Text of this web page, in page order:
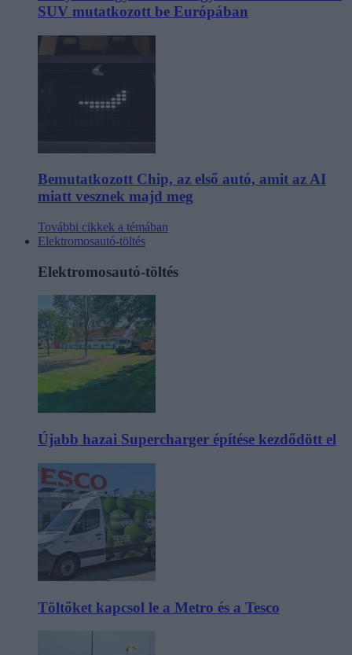
SUV mutatkozott be Európában
Bemutatkozott Chip, az első autó, amit az AI
miatt vesznek majd meg
További cikkek a témában
Elektromosautó-töltés
Elektromosautó-töltés
Újabb hazai Supercharger építése kezdődött el
Töltőket kapcsol le a Metro és a Tesco